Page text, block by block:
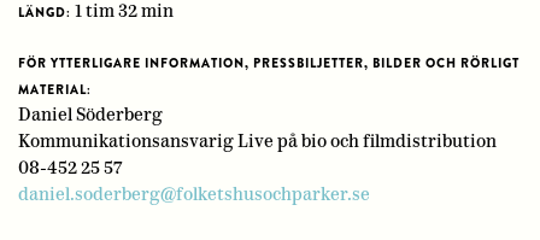
LÄNGD: 1 tim 32 min
FÖR YTTERLIGARE INFORMATION, PRESSBILJETTER, BILDER OCH RÖRLIGT
MATERIAL:
Daniel Söderberg
Kommunikationsansvarig Live på bio och filmdistribution
08-452 25 57
daniel.soderberg@folketshusochparker.se